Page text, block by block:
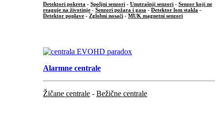
Detektori pokreta - Spoljni senzori - Unutrašnji senzori - Senzor koji ne
reaguje na životinje - Senzori požara i gasa - Detektor lom stakla -
Detektor poplave - Zglobni nosači - MUK magnetni senzori
Alarmne centrale
Žičane centrale - Bežične centrale